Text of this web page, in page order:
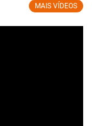
MAIS VÍDEOS